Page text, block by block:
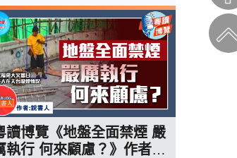
讀博覽《地盤全面禁煙 嚴
執行 何來顧慮？》作者︰